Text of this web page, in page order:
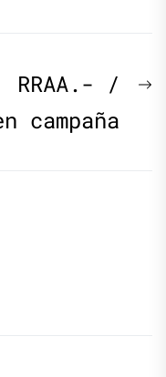
RRAA.- /
campaña